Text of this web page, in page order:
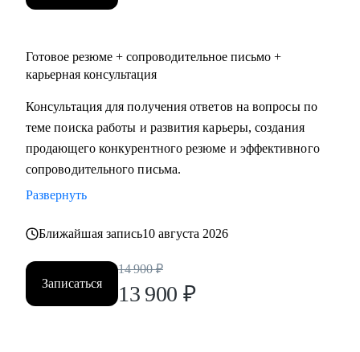
Готовое резюме + сопроводительное письмо +
карьерная консультация
Консультация для получения ответов на вопросы по
теме поиска работы и развития карьеры, создания
продающего конкурентного резюме и эффективного
сопроводительного письма.
Развернуть
Ближайшая запись10 августа 2026
Записаться
14 900 ₽
13 900 ₽